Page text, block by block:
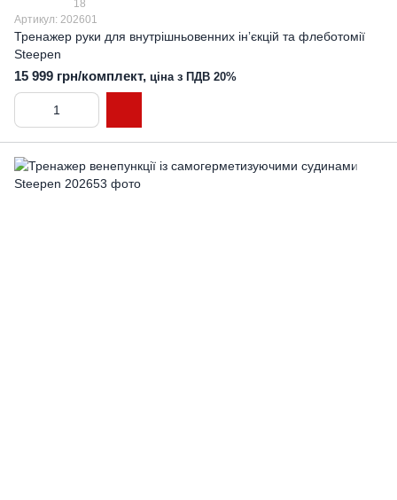
18
Артикул: 202601
Тренажер руки для внутрішньовенних інʼєкцій та флеботомії
Steepen
15 999 грн/комплект, ціна з ПДВ 20%